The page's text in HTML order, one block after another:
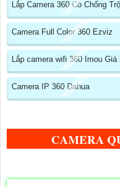
Lắp Camera 360 Có Chống
Camera Full Color 360 Ezviz
Lắp camera wifi 360 Imou Giá
Camera IP 360 Dahua
CAMERA